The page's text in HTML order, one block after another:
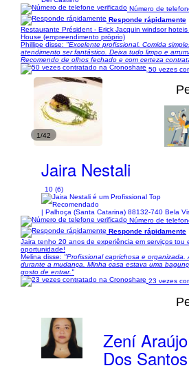
Número de
Responde rápidamente
Restaurante Président - Erick Jacquin windsor
House (empreendimento pròprio)
Phillipe disse: "Excelente profissional. Comida
atendimento ser fantástico. Deixa tudo limpo e
Recomendo de olhos fechado e com certeza
50 vezes
1/42
Jaira Nestali
10 (6)
| Palhoça (Santa Catarina) 88132-740 Bela
Número de
Responde rápidamente
Jaira tenho 20 anos de experiência em serviços tou
oportunidade!
Melina disse: "Profissional caprichosa e
durante a mudança. Minha casa estava uma
gosto de entrar."
23 vezes
Zení
Dos Santos